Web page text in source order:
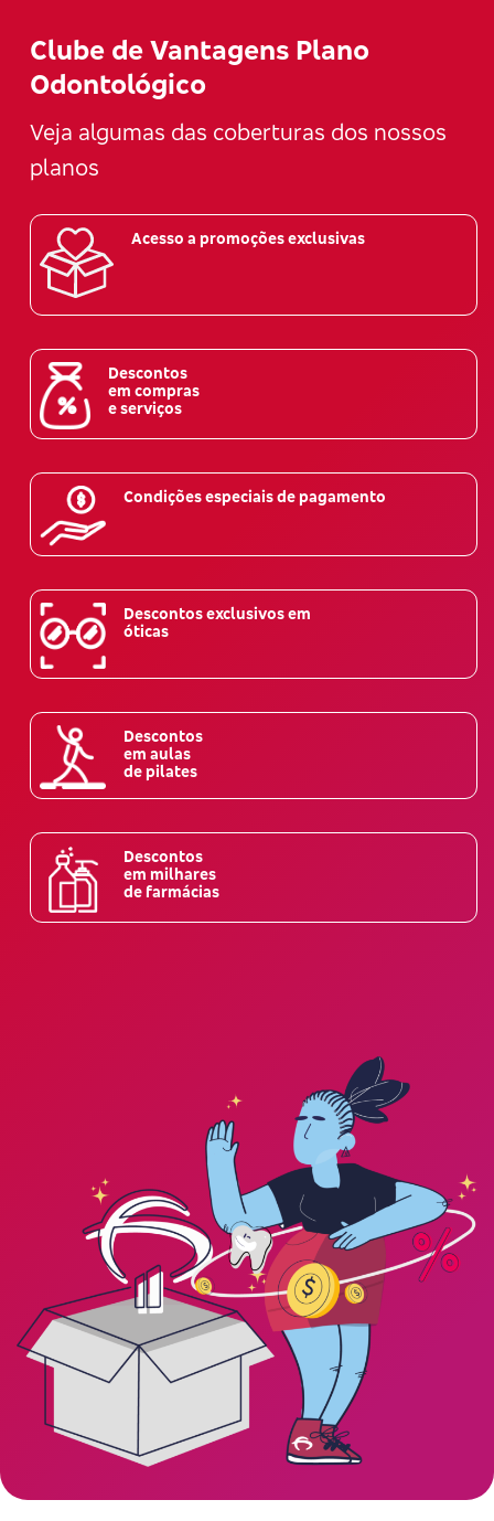
Clube de Vantagens Plano
Odontológico
Veja algumas das coberturas dos nossos
planos
Acesso a promoções exclusivas
Descontos
em compras
e serviços
Condições especiais de pagamento
Descontos exclusivos em
óticas
Descontos
em aulas
de pilates
Descontos
em milhares
de farmácias